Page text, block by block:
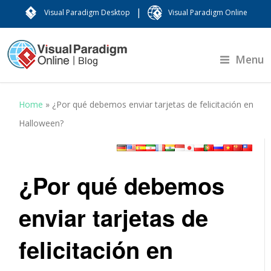
Visual Paradigm Desktop | Visual Paradigm Online
Menu
Home » ¿Por qué debemos enviar tarjetas de felicitación en
Halloween?
¿Por qué debemos
enviar tarjetas de
felicitación en